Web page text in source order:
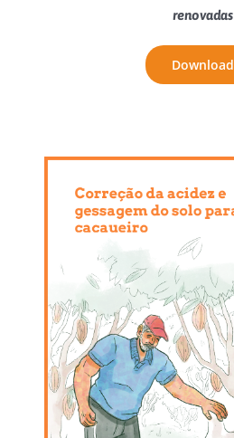
renovadas
Download